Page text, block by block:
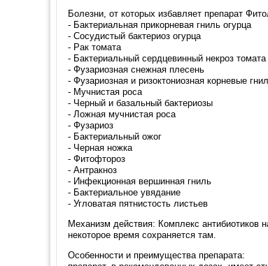
Болезни, от которых избавляет препарат
- Бактериальная прикорневая гниль огурца
- Сосудистый бактериоз огурца
- Рак томата
- Бактериальный сердцевинный некроз томата
- Фузариозная снежная плесень
- Фузариозная и ризоктониозная корневые
- Мучнистая роса
- Черный и базальный бактериозы
- Ложная мучнистая роса
- Фузариоз
- Бактериальный ожог
- Черная ножка
- Фитофтороз
- Антракноз
- Инфекционная вершинная гниль
- Бактериальное увядание
- Угловатая пятнистость листьев
Механизм действия: Комплекс антибиотиков
некоторое время сохраняется там.
Особенности и преимущества препарата: